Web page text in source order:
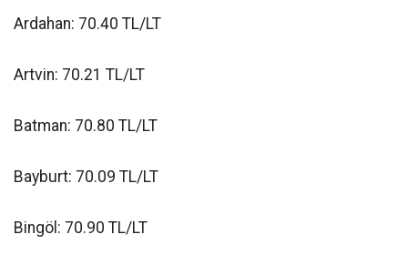
Ardahan: 70.40 TL/LT
Artvin: 70.21 TL/LT
Batman: 70.80 TL/LT
Bayburt: 70.09 TL/LT
Bingöl: 70.90 TL/LT